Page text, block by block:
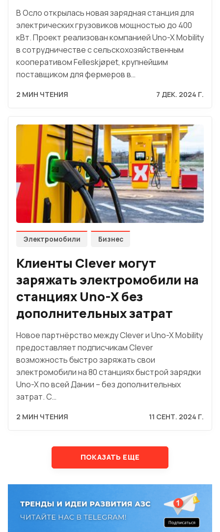
В Осло открылась новая зарядная станция для
электрических грузовиков мощностью до 400
кВт. Проект реализован компанией Uno-X Mobility
в сотрудничестве с сельскохозяйственным
кооперативом Felleskjøpet, крупнейшим
поставщиком для фермеров в…
2 МИН ЧТЕНИЯ 7 ДЕК. 2024 Г.
Электромобили Бизнес
Клиенты Clever могут
заряжать электромобили на
станциях Uno-X без
дополнительных затрат
Новое партнёрство между Clever и Uno-X Mobility
предоставляет подписчикам Clever
возможность быстро заряжать свои
электромобили на 80 станциях быстрой зарядки
Uno-X по всей Дании – без дополнительных
затрат. С…
2 МИН ЧТЕНИЯ 11 СЕНТ. 2024 Г.
ПОКАЗАТЬ ЕЩЕ